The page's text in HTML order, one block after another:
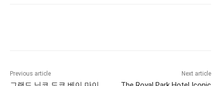
Previous article Next article